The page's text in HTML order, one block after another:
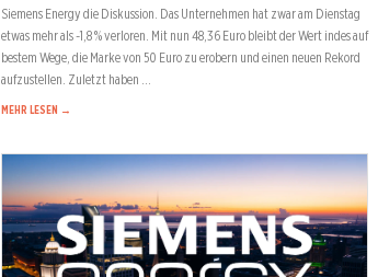
Siemens Energy die Diskussion. Das Unternehmen hat zwar am Dienstag
etwas mehr als -1,8 % verloren. Mit nun 48,36 Euro bleibt der Wert indes auf
bestem Wege, die Marke von 50 Euro zu erobern und einen neuen Rekord
aufzustellen. Zuletzt haben …
MEHR LESEN →